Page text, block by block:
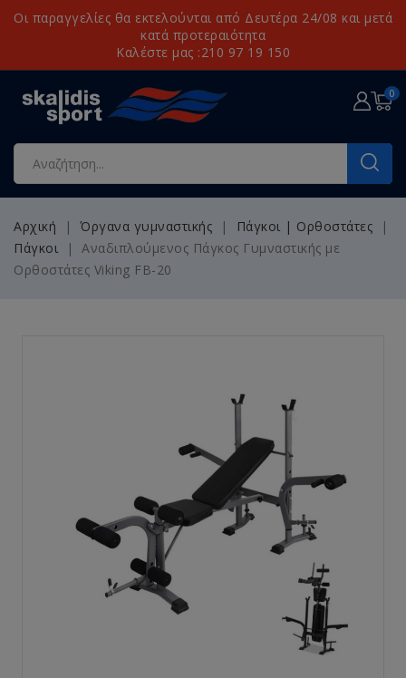
Οι παραγγελίες θα εκτελούνται από Δευτέρα 24/08 και μετά
κατά προτεραιότητα
Καλέστε μας :210 97 19 150
0
Αρχική Όργανα γυμναστικής
Πάγκοι | Ορθοστάτες
Πάγκοι
Αναδιπλούμενος Πάγκος Γυμναστικής με
Ορθοστάτες Viking FB-20